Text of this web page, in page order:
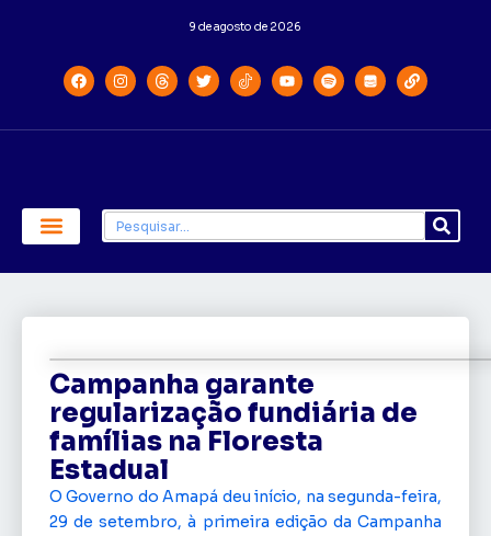
9 de agosto de 2026
Campanha garante
regularização fundiária de
famílias na Floresta
Estadual
O Governo do Amapá deu início, na segunda-feira,
29 de setembro, à primeira edição da Campanha